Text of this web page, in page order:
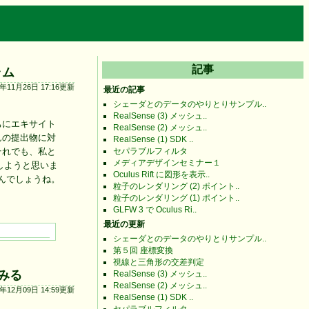
記事
最近の記事
シェーダとのデータのやりとりサンプル..
RealSense (3) メッシュ..
RealSense (2) メッシュ..
RealSense (1) SDK ..
セパラブルフィルタ
メディアデザインセミナー１
Oculus Rift に図形を表示..
粒子のレンダリング (2) ポイント..
粒子のレンダリング (1) ポイント..
GLFW 3 で Oculus Ri..
最近の更新
シェーダとのデータのやりとりサンプル..
第５回 座標変換
視線と三角形の交差判定
RealSense (3) メッシュ..
RealSense (2) メッシュ..
RealSense (1) SDK ..
11月26日 17:16更新
エキサイト
提出物に対
でも、私と
うと思いま
しょうね。
る
12月09日 14:59更新